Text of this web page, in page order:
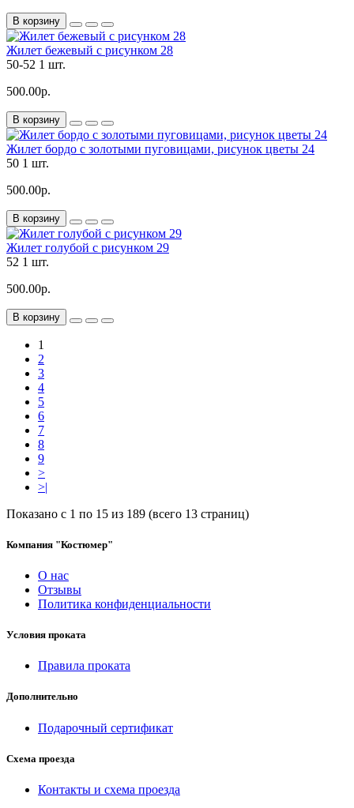
В корзину
Жилет бежевый с рисунком 28
50-52 1 шт.
500.00р.
В корзину
Жилет бордо с золотыми пуговицами, рисунок цветы 24
50 1 шт.
500.00р.
В корзину
Жилет голубой с рисунком 29
52 1 шт.
500.00р.
В корзину
1
2
3
4
5
6
7
8
9
>
>|
Показано с 1 по 15 из 189 (всего 13 страниц)
Компания "Костюмер"
О нас
Отзывы
Политика конфиденциальности
Условия проката
Правила проката
Дополнительно
Подарочный сертификат
Схема проезда
Контакты и схема проезда